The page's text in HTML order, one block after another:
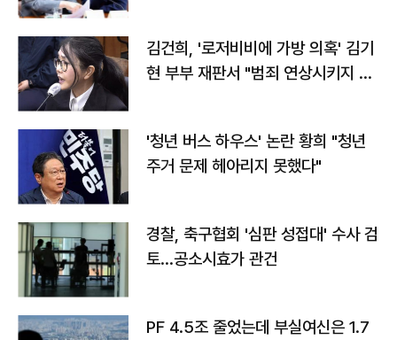
김건희, '로저비비에 가방 의혹' 김기
현 부부 재판서 "범죄 연상시키지 말
'청년 버스 하우스' 논란 황희 "청년
주거 문제 헤아리지 못했다"
경찰, 축구협회 '심판 성접대' 수사 검
토…공소시효가 관건
PF 4.5조 줄었는데 부실여신은 1.7